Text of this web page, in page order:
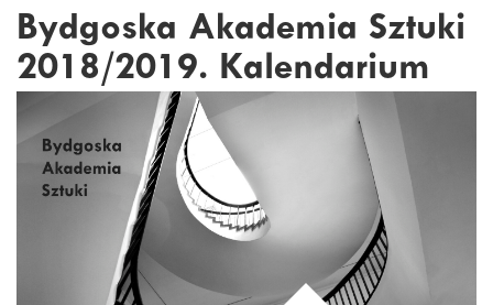
Bydgoska Akademia Sztuki
2018/2019. Kalendarium